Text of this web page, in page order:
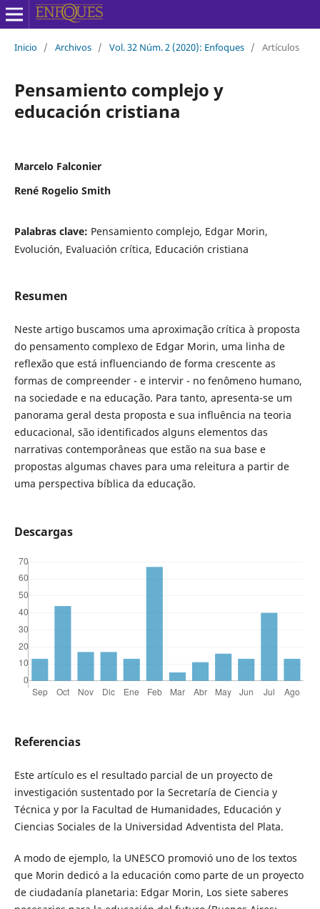
Inicio / Archivos / Vol. 32 Núm. 2 (2020): Enfoques / Artículos
Pensamiento complejo y
educación cristiana
Marcelo Falconier
René Rogelio Smith
Palabras clave: Pensamiento complejo, Edgar Morin,
Evolución, Evaluación crítica, Educación cristiana
Resumen
Neste artigo buscamos uma aproximação crítica à proposta
do pensamento complexo de Edgar Morin, uma linha de
reflexão que está influenciando de forma crescente as
formas de compreender - e intervir - no fenômeno humano,
na sociedade e na educação. Para tanto, apresenta-se um
panorama geral desta proposta e sua influência na teoria
educacional, são identificados alguns elementos das
narrativas contemporâneas que estão na sua base e
propostas algumas chaves para uma releitura a partir de
uma perspectiva bíblica da educação.
Descargas
Referencias
Este artículo es el resultado parcial de un proyecto de
investigación sustentado por la Secretaría de Ciencia y
Técnica y por la Facultad de Humanidades, Educación y
Ciencias Sociales de la Universidad Adventista del Plata.
A modo de ejemplo, la UNESCO promovió uno de los textos
que Morin dedicó a la educación como parte de un proyecto
de ciudadanía planetaria: Edgar Morin, Los siete saberes